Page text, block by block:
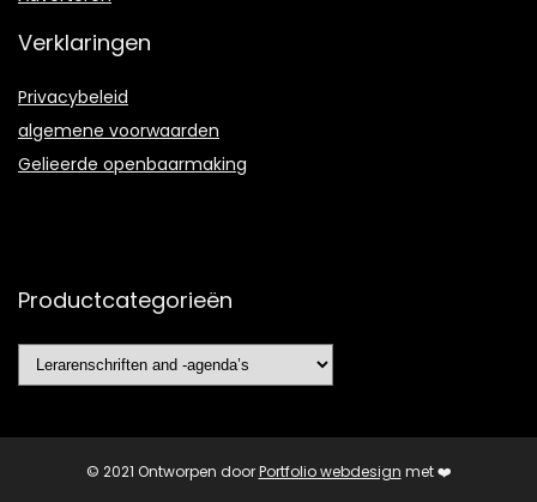
Verklaringen
Privacybeleid
algemene voorwaarden
Gelieerde openbaarmaking
Productcategorieën
© 2021 Ontworpen doorPortfolio webdesign met ❤️